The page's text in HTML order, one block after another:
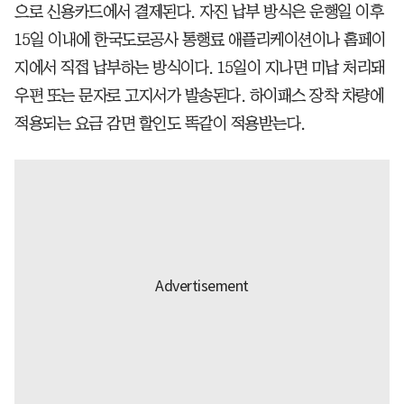
으로 신용카드에서 결제된다. 자진 납부 방식은 운행일 이후
15일 이내에 한국도로공사 통행료 애플리케이션이나 홈페이
지에서 직접 납부하는 방식이다. 15일이 지나면 미납 처리돼
우편 또는 문자로 고지서가 발송된다. 하이패스 장착 차량에
적용되는 요금 감면 할인도 똑같이 적용받는다.